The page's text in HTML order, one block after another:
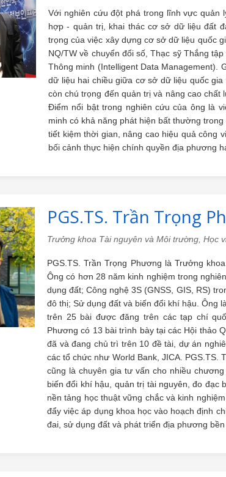
Với nghiên cứu đột phá trong lĩnh vực quản
hợp - quản trị, khai thác cơ sở dữ liệu đất
trọng của việc xây dựng cơ sở dữ liệu quốc
NQ/TW về chuyển đổi số, Thạc sỹ Thắng
Thông minh (Intelligent Data Management).
dữ liệu hai chiều giữa cơ sở dữ liệu quốc
còn chú trọng đến quản trị và nâng cao
Điểm nổi bật trong nghiên cứu của ông là
minh có khả năng phát hiện bất thường
tiết kiệm thời gian, nâng cao hiệu quả công
bối cảnh thực hiện chính quyền địa phương
PGS.TS. Trần Trọng
Trưởng khoa Tài nguyên và Môi trường, Học
PGS.TS. Trần Trọng Phương là Trưởng
Ông có hơn 28 năm kinh nghiệm trong
dụng đất; Công nghệ 3S (GNSS, GIS, RS)
đô thị; Sử dụng đất và biến đổi khí hậu. Ông
trên 25 bài được đăng trên các tạp chí
Phương có 13 bài trình bày tại các Hội thảo
đã và đang chủ trì trên 10 đề tài, dự án
các tổ chức như World Bank, JICA. PGS.TS.
cũng là chuyên gia tư vấn cho nhiều
biến đổi khí hậu, quản trị tài nguyên, đo đạc
nền tảng học thuật vững chắc và kinh
đẩy việc áp dụng khoa học vào hoạch định
đai, sử dụng đất và phát triển địa phương bền